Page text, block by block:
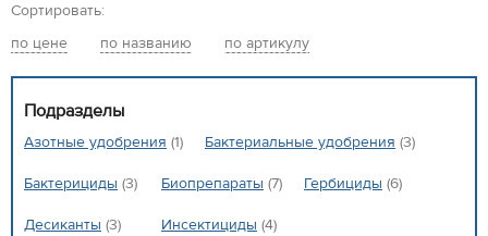
Сортировать:
по цене
по названию по артикулу
Подразделы
Азотные удобрения (1) Бактериальные удобрения (3)
Бактерициды (3) Биопрепараты (7) Гербициды (6)
Десиканты (3) Инсектициды (4)